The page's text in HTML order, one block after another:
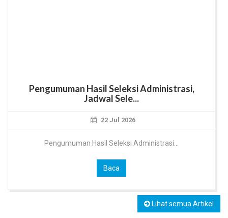
Pengumuman Hasil Seleksi Administrasi,
Jadwal Sele...
22 Jul 2026
Pengumuman Hasil Seleksi Administrasi...
Baca
Lihat semua Artikel